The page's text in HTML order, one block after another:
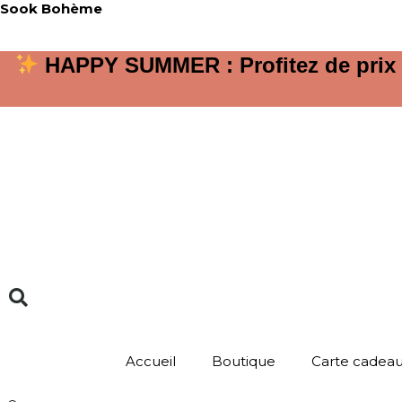
Aller
Sook Bohème
HAPPY SUMMER : Profitez de
Accueil Boutique Carte